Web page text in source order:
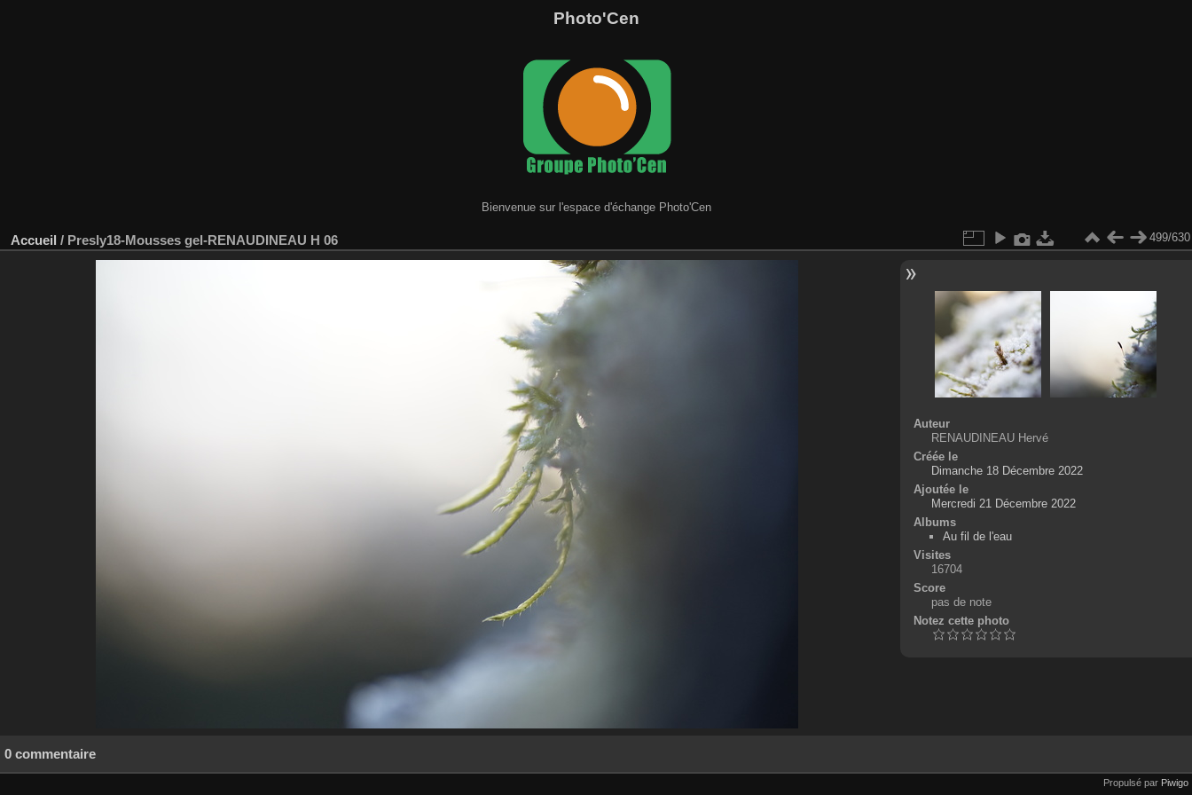
Photo'Cen
Bienvenue sur l'espace d'échange Photo'Cen
Accueil / Presly18-Mousses gel-RENAUDINEAU H 06 499/630
Auteur
RENAUDINEAU Hervé
Créée le
Dimanche 18 Décembre 2022
Ajoutée le
Mercredi 21 Décembre 2022
Albums
Au fil de l'eau
Visites
16704
Score
pas de note
Notez cette photo
0 commentaire
Propulsé par Piwigo